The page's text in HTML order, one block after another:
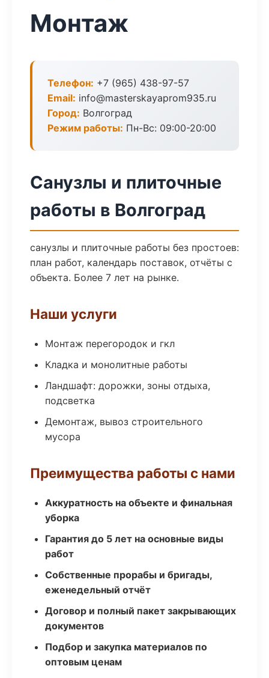
Монтаж
Телефон: +7 (965) 438-97-57
Email: info@masterskayaprom935.ru
Город: Волгоград
Режим работы: Пн-Вс: 09:00-20:00
Санузлы и плиточные
работы в Волгоград
санузлы и плиточные работы без простоев:
план работ, календарь поставок, отчёты с
объекта. Более 7 лет на рынке.
Наши услуги
Монтаж перегородок и гкл
Кладка и монолитные работы
Ландшафт: дорожки, зоны отдыха,
подсветка
Демонтаж, вывоз строительного
мусора
Преимущества работы с нами
Аккуратность на объекте и финальная
уборка
Гарантия до 5 лет на основные виды
работ
Собственные прорабы и бригады,
еженедельный отчёт
Договор и полный пакет закрывающих
документов
Подбор и закупка материалов по
оптовым ценам